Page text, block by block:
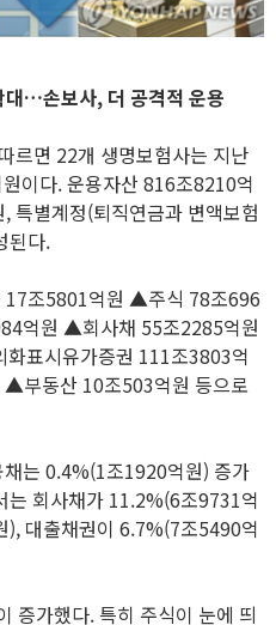
대…손보사, 더 공격적 운용
르면 22개 생명보험사는 지난
이다. 운용자산 816조8210억
특별계정(퇴직연금과 변액보험
된다.
17조5801억원 ▲주식 78조696
억원 ▲회사채 55조2285억원
표시유가증권 111조3803억
부동산 10조503억원 등으로
는 0.4%(1조1920억원) 증가
는 회사채가 11.2%(6조9731억
대출채권이 6.7%(7조5490억
증가했다. 특히 주식이 눈에 띄